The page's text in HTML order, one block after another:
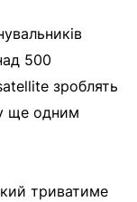
500
зроблять
ще одним
триватиме